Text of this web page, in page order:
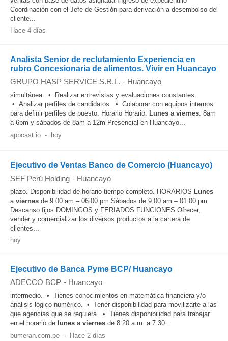
Coordinación con el Jefe de Gestión para derivación a desembolso del
cliente...
Hace 4 días
Analista Senior de reclutamiento Experiencia en
rubro Concesionaria de alimentos. Vivir en Huancayo
GRUPO HASP SERVICE S.R.L. - Huancayo
simultánea. • Realizar entrevistas y evaluaciones constantes.
• Analizar perfiles de candidatos. • Colaborar con equipos internos
para definir perfiles de puesto. Horario Horario: Lunes a viernes: 8am
a 6pm y sábados de 8am a 12m Presencial en Huancayo...
appcast.io - hoy
Ejecutivo de Ventas Banco de Comercio (Huancayo)
SEF Perú Holding - Huancayo
plazo. Disponibilidad de horario tiempo completo. HORARIOS Lunes
a viernes de 9:00 am – 06:00 pm Sábados de 9:00 am – 01:00 pm
Descanso fijos DOMINGOS y FERIADOS FUNCIONES Ofrecer,
vender y comercializar los diversos productos a la cartera de
clientes...
hoy
Ejecutivo de Banca Pyme BCP/ Huancayo
ADECCO BCP - Huancayo
intermedio. • Tienes conocimientos en matemática financiera y/o
análisis lógico numérico. • Tener disponibilidad para movilizarte a las
que agencias que se requiera. • Tienes disponibilidad para trabajar
en el horario de lunes a viernes de 8:20 a.m. a 7:30...
bumeran.com.pe - Hace 2 días